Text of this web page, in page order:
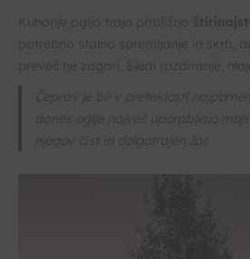
Kuhanje oglja traja približno
potrebno stalno spremljanje in skrb,
preveč ne zagori. Sledi razdiranje,
Čeprav je bil v preteklosti
danes oglje največ uporabljajo
njegov čist in dolgotrajen žar.